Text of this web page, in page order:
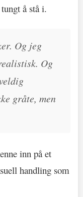
å stå i.
Og jeg
Og
gråte, men
inn på et
handling som